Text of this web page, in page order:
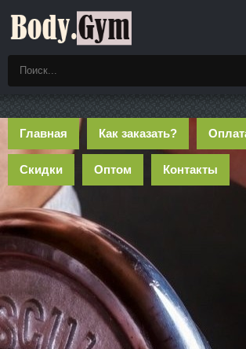
Главная Как заказать?
Скидки Оптом Контакты